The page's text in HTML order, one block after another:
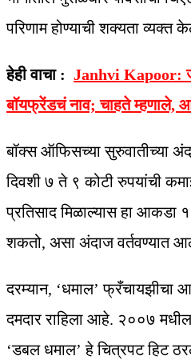
परिणाम होण्याची शक्यता व्यक्त
हेही वाचा : Janhvi Kapoor:
बॉयफ्रेंडचं नाव; चाहते म्हणाले,
बॉक्स ऑफिसच्या सुरुवातीच्या
दिवशी ७ ते ९ कोटी रुपयांची
प्रतिसाद मिळाल्यास हा आकडा
शकतो, असा अंदाज वर्तवण्यात
दरम्यान, ‘धमाल’ फ्रँचायझीचा
दमदार राहिला आहे. २००७
‘डबल धमाल’ हे चित्रपट हिट